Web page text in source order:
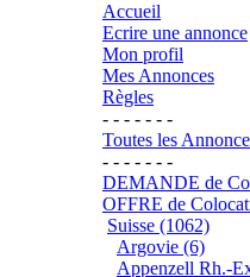
Accueil
Ecrire une annonce
Mon profil
Mes Annonces
Règles
- - - - - - -
Toutes les
- - - - - - -
DEMANDE de
OFFRE de
Suisse (1062)
Argovie (6)
Appenzell Rh.-